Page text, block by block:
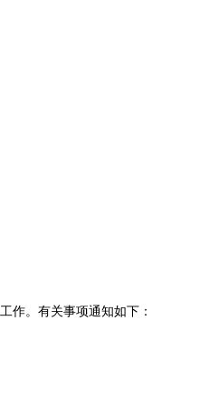
作。有关事项通知如下：